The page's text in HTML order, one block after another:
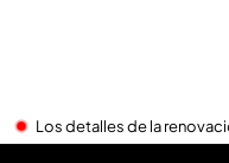
Los detalles de la